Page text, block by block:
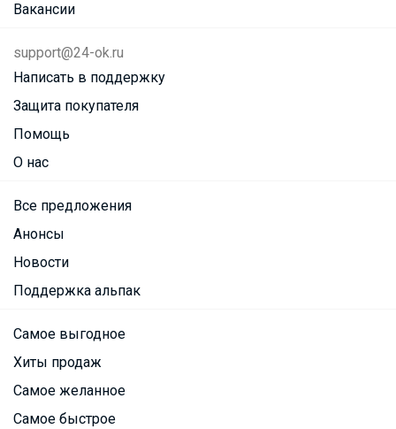
Вакансии
support@24-ok.ru
Написать в поддержку
Защита покупателя
Помощь
О нас
Все предложения
Анонсы
Новости
Поддержка альпак
Самое выгодное
Хиты продаж
Самое желанное
Самое быстрое